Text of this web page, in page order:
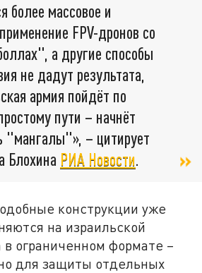
более массовое и
FPV-дронов со
а другие способы
не дадут результата,
армия пойдёт по
пути – начнёт
"мангалы"», – цитирует
Блохина РИА Новости.
конструкции уже
на израильской
в ограниченном формате –
для защиты отдельных